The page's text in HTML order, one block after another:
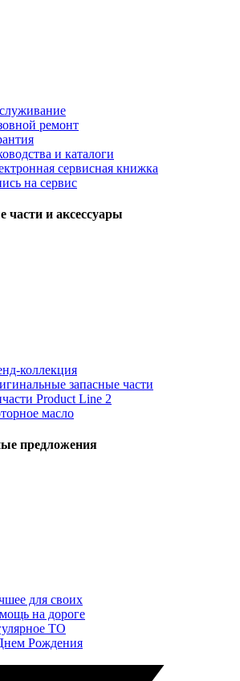
ремонт
и каталоги
сервисная книжка
на сервис
части и аксессуары
коллекция
запасные части
Product Line 2
масло
предложения
для своих
на дороге
ТО
Рождения